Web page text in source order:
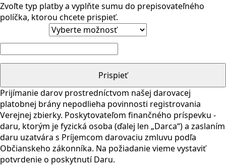
Zvoľte typ platby a vyplňte sumu do prepisovateľného
políčka, ktorou chcete prispieť.
množstvo
Pinter
Prispieť
Prijímanie darov prostredníctvom našej darovacej
platobnej brány nepodlieha povinnosti registrovania
Verejnej zbierky. Poskytovateľom finančného príspevku -
daru, ktorým je fyzická osoba (ďalej len „Darca“) a zaslaním
daru uzatvára s Príjemcom darovaciu zmluvu podľa
Občianskeho zákonníka. Na požiadanie vieme vystaviť
potvrdenie o poskytnutí Daru.